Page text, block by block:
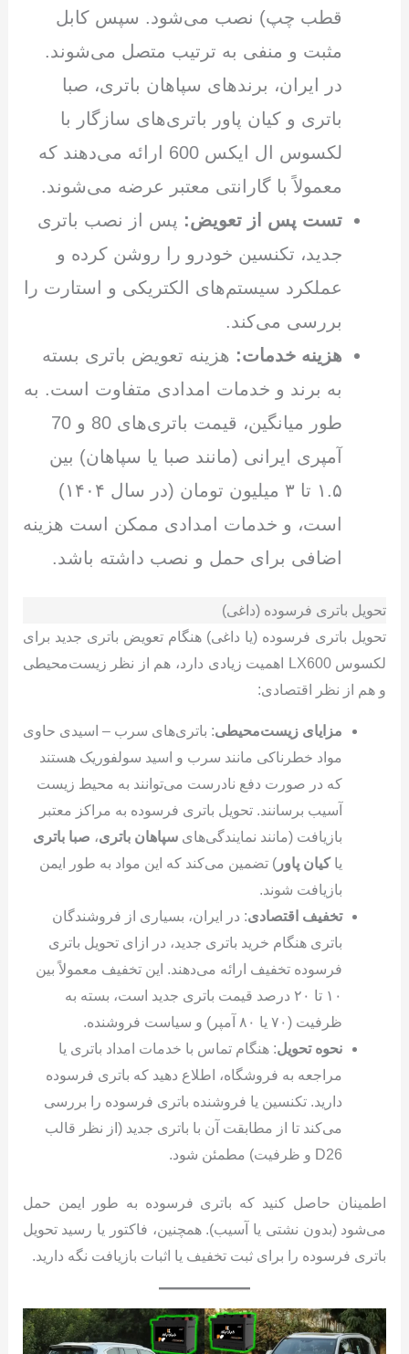
قطب چپ) نصب می‌شود. سپس کابل
مثبت و منفی به ترتیب متصل می‌شوند.
در ایران، برندهای سپاهان باتری، صبا
باتری و کیان پاور باتری‌های سازگار با
لکسوس ال ایکس 600 ارائه می‌دهند که
معمولاً با گارانتی معتبر عرضه می‌شوند.
تست پس از تعویض: پس از نصب باتری
جدید، تکنسین خودرو را روشن کرده و
عملکرد سیستم‌های الکتریکی و استارت را
بررسی می‌کند.
هزینه خدمات: هزینه تعویض باتری بسته
به برند و خدمات امدادی متفاوت است. به
طور میانگین، قیمت باتری‌های 80 و 70
آمپری ایرانی (مانند صبا یا سپاهان) بین
۱.۵ تا ۳ میلیون تومان (در سال ۱۴۰۴)
است، و خدمات امدادی ممکن است هزینه
اضافی برای حمل و نصب داشته باشد.
تحویل باتری فرسوده (داغی)
تحویل باتری فرسوده (یا داغی) هنگام تعویض باتری جدید برای
لکسوس LX600 اهمیت زیادی دارد، هم از نظر زیست‌محیطی
و هم از نظر اقتصادی:
مزایای زیست‌محیطی: باتری‌های سرب – اسیدی حاوی
مواد خطرناکی مانند سرب و اسید سولفوریک هستند
که در صورت دفع نادرست می‌توانند به محیط زیست
آسیب برسانند. تحویل باتری فرسوده به مراکز معتبر
بازیافت (مانند نمایندگی‌های سپاهان باتری، صبا باتری
یاکیان پاور ) تضمین می‌کند که این مواد به طور ایمن
بازیافت شوند.
تخفیف اقتصادی: در ایران، بسیاری از فروشندگان
باتری هنگام خرید باتری جدید، در ازای تحویل باتری
فرسوده تخفیف ارائه می‌دهند. این تخفیف معمولاً بین
۱۰ تا ۲۰ درصد قیمت باتری جدید است، بسته به
ظرفیت (۷۰ یا ۸۰ آمپر) و سیاست فروشنده.
نحوه تحویل: هنگام تماس با خدمات امداد باتری یا
مراجعه به فروشگاه، اطلاع دهید که باتری فرسوده
دارید. تکنسین یا فروشنده باتری فرسوده را بررسی
می‌کند تا از مطابقت آن با باتری جدید (از نظر قالب
D26 و ظرفیت) مطمئن شود.
اطمینان حاصل کنید که باتری فرسوده به طور ایمن حمل
می‌شود (بدون نشتی یا آسیب). همچنین، فاکتور یا رسید تحویل
باتری فرسوده را برای ثبت تخفیف یا اثبات بازیافت نگه دارید.